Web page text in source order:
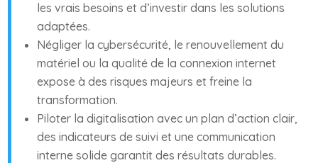
les vrais besoins et d’investir dans les solutions
adaptées.
Négliger la cybersécurité, le renouvellement du
matériel ou la qualité de la connexion internet
expose à des risques majeurs et freine la
transformation.
Piloter la digitalisation avec un plan d’action clair,
des indicateurs de suivi et une communication
interne solide garantit des résultats durables.